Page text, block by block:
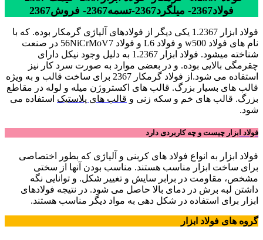
فولاد2367- میلگرد2367-تسمه2367- فروش2367
فولاد ابزار 1.2367 یکی دیگر از فولادهای آلیاژی گرمکار بوده. که با
نام های فولاد w500 و فولاد L6 و فولاد 56NiCrMoV7 در صنعت
شناخته میشود. فولاد ابزار 1.2367 به دلیل وجود نیکل دارای
چقرمگی بالایی بوده. و در بعضی موارد به صورت سرد کار نیز
استفاده می شود.از فولاد گرمکار 2367 برای ساخت قالب و به ویژه
قالب های بسیار بزرگ. قالب های اکستروژن میله و لوله در مقاطع
بزرگ. قالب های خم و سکه زنی و قالب های پلاستیک استفاده می
شود.
فولاد ابزار چیست و چه کاربردی دارد
فولاد ابزار به انواع فولاد های کربنی و آلیاژی که بطور اختصاصی
برای ساخت ابزار مناسب هستند. مناسب بودن آنها از سختی
مشخص، مقاومت در برابر سایش و تغییر شکل. و توانایی نگه
داشتن لبه برش در دمای بالا حاصل می شود. در نتیجه فولادهای
ابزار برای استفاده در شکل دهی به مواد دیگر مناسب هستند.
گروه های فولاد ابزار